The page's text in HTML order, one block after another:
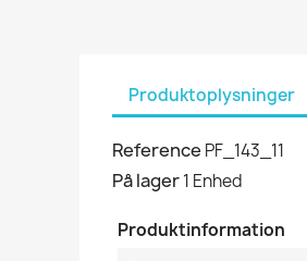
Produktoplysninger
Reference PF_143_11
På lager1 Enhed
Produktinformation